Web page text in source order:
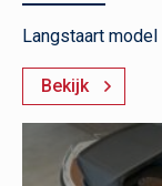
Langstaart model
Bekijk